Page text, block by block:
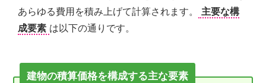
あらゆる費用を積み上げて計算されます。
主要な構
成要素 は以下の通りです。
建物の積算価格を構成する主な要素